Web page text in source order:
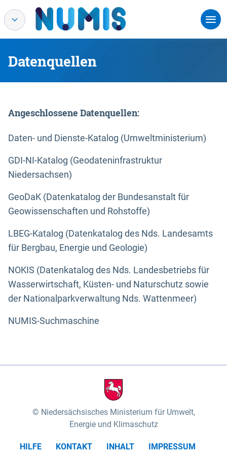
Datenquellen
Angeschlossene Datenquellen:
Daten- und Dienste-Katalog (Umweltministerium)
GDI-NI-Katalog (Geodateninfrastruktur
Niedersachsen)
GeoDaK (Datenkatalog der Bundesanstalt für
Geowissenschaften und Rohstoffe)
LBEG-Katalog (Datenkatalog des Nds. Landesamts
für Bergbau, Energie und Geologie)
NOKIS (Datenkatalog des Nds. Landesbetriebs für
Wasserwirtschaft, Küsten- und Naturschutz sowie
der Nationalparkverwaltung Nds. Wattenmeer)
NUMIS-Suchmaschine
Niedersächsisches Ministerium für Umwelt,
Energie und Klimaschutz
HILFE KONTAKT INHALT
IMPRESSUM